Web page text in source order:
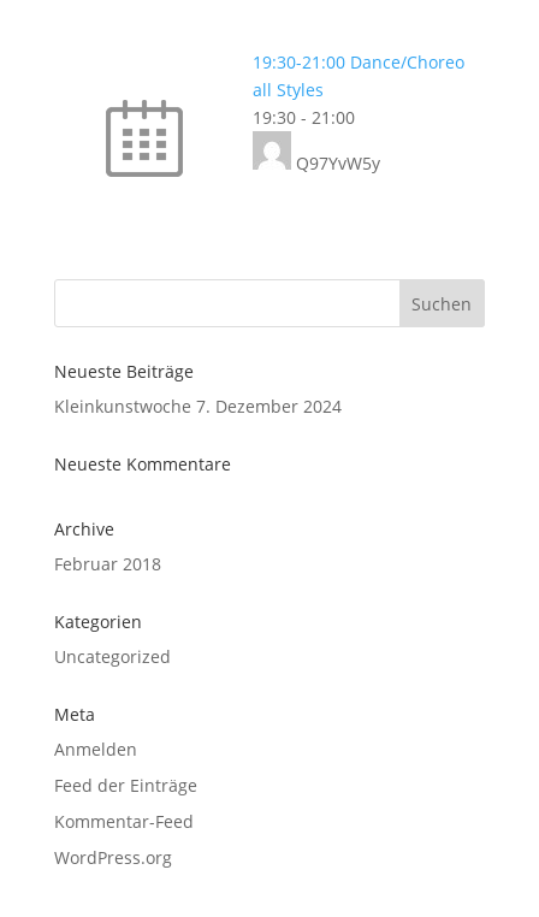
19:30-21:00 Dance/Choreo
all Styles
19:30- 21:00
Q97YvW5y
Neueste Beiträge
Kleinkunstwoche 7. Dezember 2024
Neueste Kommentare
Archive
Februar 2018
Kategorien
Uncategorized
Meta
Anmelden
Feed der Einträge
Kommentar-Feed
WordPress.org